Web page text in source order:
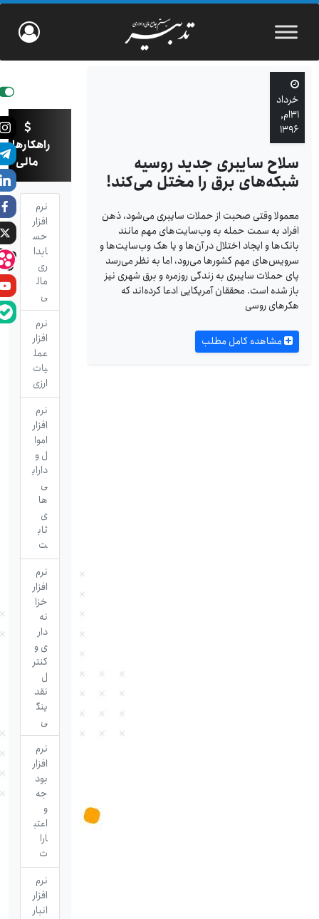
خرداد
۳۱ام,
۱۳۹۶
سلاح سایبری جدید روسیه
شبکه‌های برق را مختل می‌کند!
معمولا وقتی صحبت از حملات سایبری می‌شود، ذهن
افراد به سمت حمله به وب‌سایت‌های مهم مانند
بانک‌ها و ایجاد اختلال در آن‌ها و یا هک وب‌سایت‌ها و
سرویس‌های مهم کشورها می‌رود، اما به نظر می‌رسد
پای حملات سایبری به زندگی روزمره و برق شهری نیز
باز شده است. محققان آمریکایی ادعا کرده‌اند که
هکرهای روسی
مشاهده کامل مطلب
راهکارهای
مالی
نرم
افزار
حس
ابدا
ری
مال
ی
نرم
افزار
عمل
یات
ارزی
نرم
افزار
اموا
ل و
دارای
ی
ها
ی
ثاب
ت
نرم
افزار
خزا
نه
دار
ی و
کنتر
نقد
ینگ
ی
نرم
افزار
بود
جه
اعتب
ارا
ت
نرم
افزار
انبار